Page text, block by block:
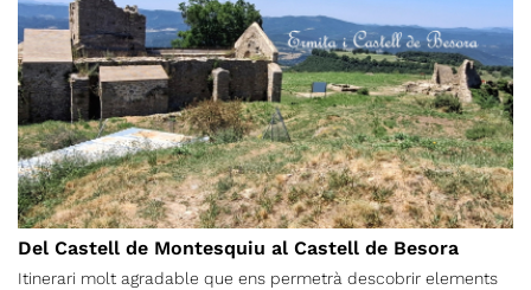
Del Castell de Montesquiu al Castell de Besora
Itinerari molt agradable que ens permetrà descobrir elements